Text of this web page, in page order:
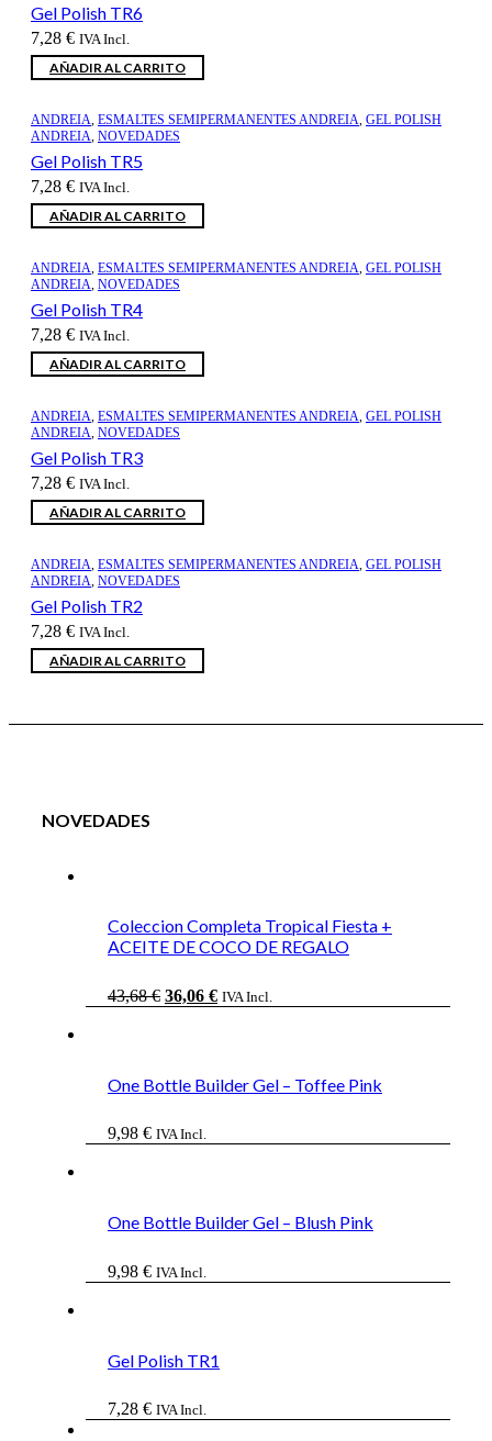
Gel Polish TR6
7,28 € IVA Incl.
AÑADIR AL CARRITO
ANDREIA, ESMALTES SEMIPERMANENTES ANDREIA, GEL POLISH
ANDREIA, NOVEDADES
Gel Polish TR5
7,28 € IVA Incl.
AÑADIR AL CARRITO
ANDREIA, ESMALTES SEMIPERMANENTES ANDREIA, GEL POLISH
ANDREIA, NOVEDADES
Gel Polish TR4
7,28 € IVA Incl.
AÑADIR AL CARRITO
ANDREIA, ESMALTES SEMIPERMANENTES ANDREIA, GEL POLISH
ANDREIA, NOVEDADES
Gel Polish TR3
7,28 € IVA Incl.
AÑADIR AL CARRITO
ANDREIA, ESMALTES SEMIPERMANENTES ANDREIA, GEL POLISH
ANDREIA, NOVEDADES
Gel Polish TR2
7,28 € IVA Incl.
AÑADIR AL CARRITO
NOVEDADES
Coleccion Completa Tropical Fiesta +
ACEITE DE COCO DE REGALO
43,68€ El
36,06 €ElIVA Incl.
One Bottle Builder Gel – Toffee Pink
9,98 € IVA Incl.
One Bottle Builder Gel – Blush Pink
9,98 € IVA Incl.
Gel Polish TR1
7,28 € IVA Incl.